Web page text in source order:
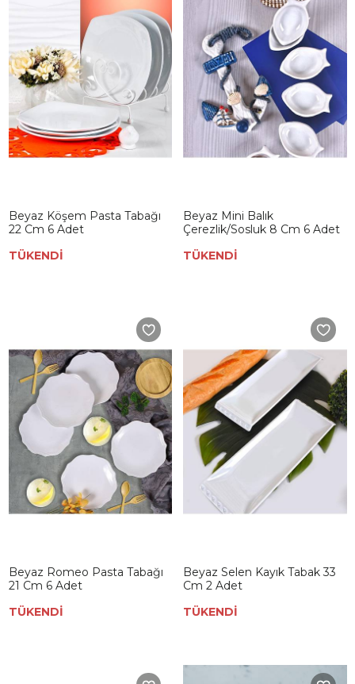
Beyaz Köşem Pasta Tabağı
22 Cm 6 Adet
TÜKENDİ
Beyaz Mini Balık
Çerezlik/Sosluk 8 Cm 6 Adet
TÜKENDİ
Beyaz Romeo Pasta Tabağı
21 Cm 6 Adet
TÜKENDİ
Beyaz Selen Kayık Tabak 33
Cm 2 Adet
TÜKENDİ